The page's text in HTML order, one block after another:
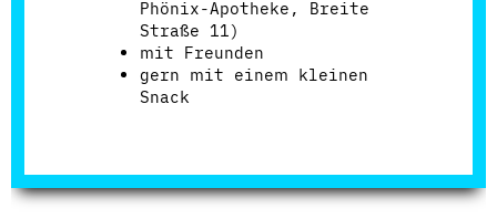
Phönix-Apotheke, Breite
Straße 11)
mit Freunden
gern mit einem kleinen
Snack